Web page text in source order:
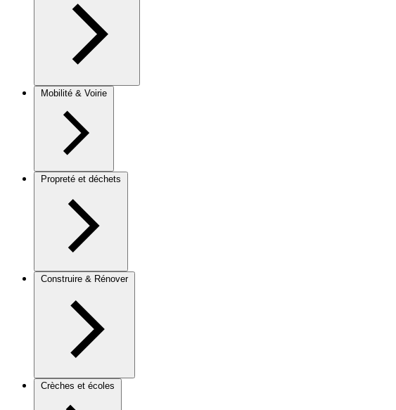
Mobilité & Voirie
Propreté et déchets
Construire & Rénover
Crèches et écoles